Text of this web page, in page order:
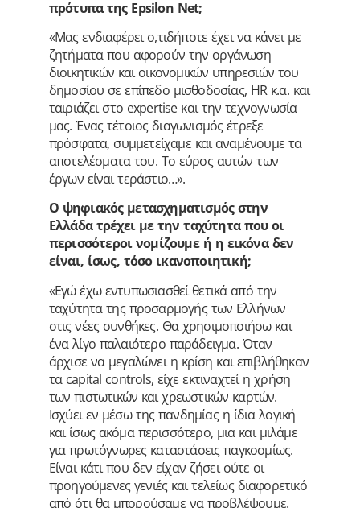
πρότυπα της Epsilon Net;
«Μας ενδιαφέρει ο,τιδήποτε έχει να κάνει με
ζητήματα που αφορούν την οργάνωση
διοικητικών και οικονομικών υπηρεσιών του
δημοσίου σε επίπεδο μισθοδοσίας, HR κ.α. και
ταιριάζει στο expertise και την τεχνογνωσία
μας. Ένας τέτοιος διαγωνισμός έτρεξε
πρόσφατα, συμμετείχαμε και αναμένουμε τα
αποτελέσματα του. Το εύρος αυτών των
έργων είναι τεράστιο…».
Ο ψηφιακός μετασχηματισμός στην
Ελλάδα τρέχει με την ταχύτητα που οι
περισσότεροι νομίζουμε ή η εικόνα δεν
είναι, ίσως, τόσο ικανοποιητική;
«Εγώ έχω εντυπωσιασθεί θετικά από την
ταχύτητα της προσαρμογής των Ελλήνων
στις νέες συνθήκες. Θα χρησιμοποιήσω και
ένα λίγο παλαιότερο παράδειγμα. Όταν
άρχισε να μεγαλώνει η κρίση και επιβλήθηκαν
τα capital controls, είχε εκτιναχτεί η χρήση
των πιστωτικών και χρεωστικών καρτών.
Ισχύει εν μέσω της πανδημίας η ίδια λογική
και ίσως ακόμα περισσότερο, μια και μιλάμε
για πρωτόγνωρες καταστάσεις παγκοσμίως.
Είναι κάτι που δεν είχαν ζήσει ούτε οι
προηγούμενες γενιές και τελείως διαφορετικό
από ότι θα μπορούσαμε να προβλέψουμε.